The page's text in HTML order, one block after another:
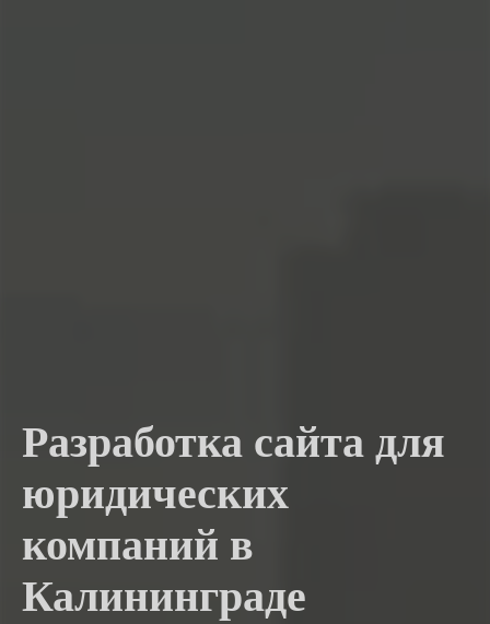
Разработка сайта для
юридических
компаний в
Калининграде